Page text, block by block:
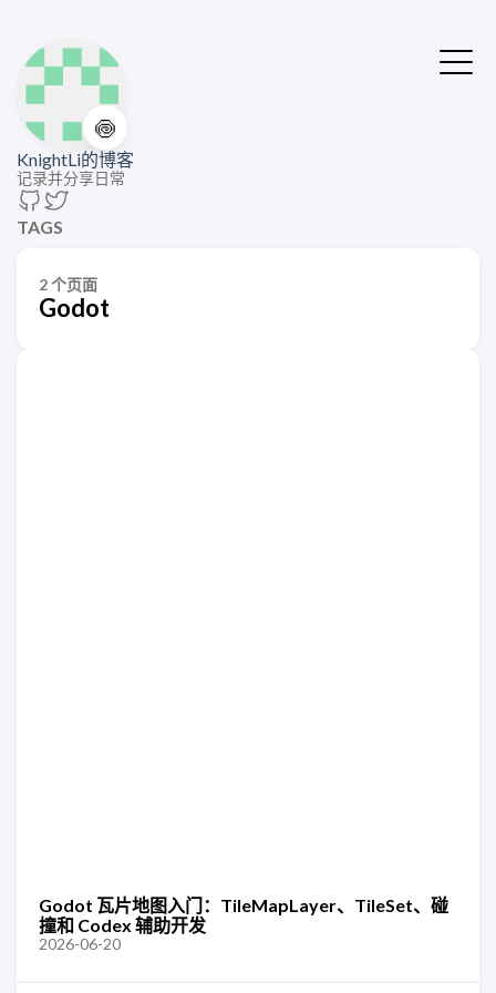
🍥
KnightLi的博客
记录并分享日常
TAGS
2 个页面
Godot
Godot 瓦片地图入门：TileMapLayer、TileSet、碰
撞和 Codex 辅助开发
2026-06-20